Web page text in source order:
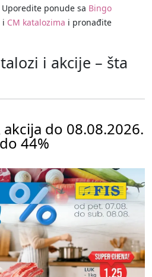
ponude sa Bingo
i CM katalozima i pronađite
i akcije – šta
akcija do 08.08.2026.
44%